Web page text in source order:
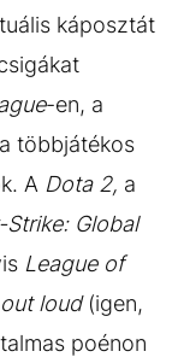
káposztát
-en, a
többjátékos
A Dota 2, a
Strike: Global
League of
loud(igen,
poénon